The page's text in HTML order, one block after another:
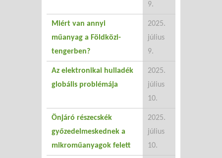
9.
Miért van annyi
műanyag a Földközi-
tengerben?
2025.
július
9.
Az elektronikai hulladék
globális problémája
2025.
július
10.
Önjáró részecskék
győzedelmeskednek a
mikroműanyagok felett
2025.
július
10.